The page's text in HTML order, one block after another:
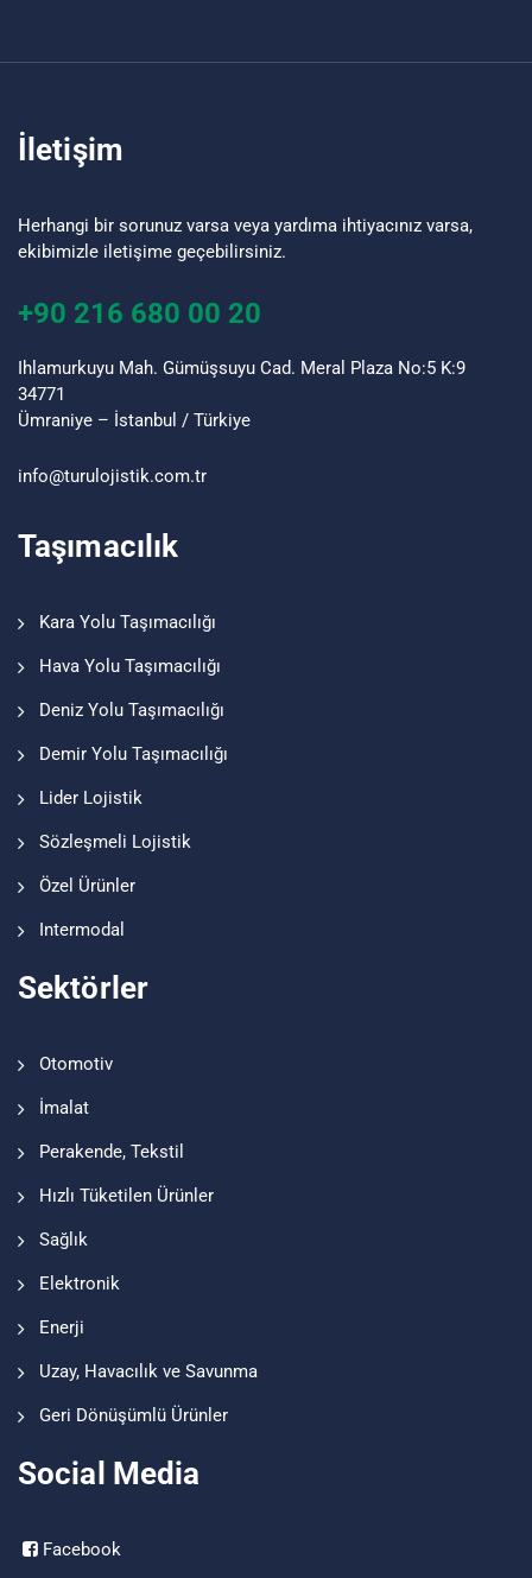
İletişim
Herhangi bir sorunuz varsa veya yardıma ihtiyacınız varsa,
ekibimizle iletişime geçebilirsiniz.
+90 216 680 00 20
Ihlamurkuyu Mah. Gümüşsuyu Cad. Meral Plaza No:5 K:9
34771
Ümraniye – İstanbul / Türkiye
info@turu lojistik.com.tr
Taşımacılık
Kara Yolu Taşımacılığı
Hava Yolu Taşımacılığı
Deniz Yolu Taşımacılığı
Demir Yolu Taşımacılığı
Lider Lojistik
Sözleşmeli Lojistik
Özel Ürünler
Intermodal
Sektörler
Otomotiv
İmalat
Perakende, Tekstil
Hızlı Tüketilen Ürünler
Sağlık
Elektronik
Enerji
Uzay, Havacılık ve Savunma
Geri Dönüşümlü Ürünler
Social Media
Facebook